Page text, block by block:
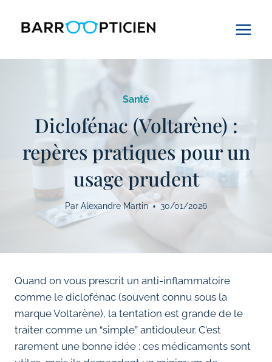
Santé
Diclofénac (Voltarène) :
repères pratiques pour un
usage prudent
Par Alexandre Martin 30/01/2026
Quand on vous prescrit un anti-inflammatoire
comme le diclofénac (souvent connu sous la
marque Voltarène), la tentation est grande de le
traiter comme un “simple” antidouleur. C’est
rarement une bonne idée : ces médicaments sont